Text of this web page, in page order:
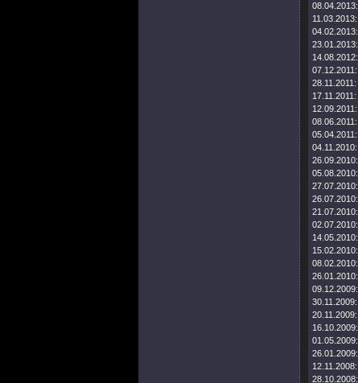
08.04.2013:
11.03.2013:
04.02.2013:
23.01.2013:
14.08.2012:
07.12.2011:
28.11.2011:
17.11.2011:
12.09.2011:
08.06.2011:
05.04.2011:
04.11.2010:
26.09.2010:
05.08.2010:
27.07.2010:
26.07.2010:
21.07.2010:
02.07.2010:
14.05.2010:
15.02.2010:
08.02.2010:
26.01.2010:
09.12.2009:
30.11.2009:
20.11.2009:
16.10.2009:
01.05.2009:
26.01.2009:
12.11.2008:
28.10.2008: